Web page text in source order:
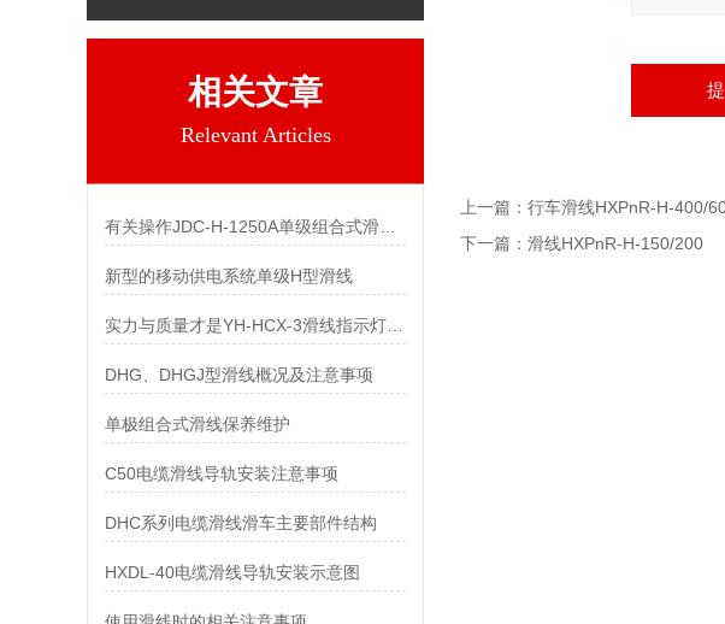
相关文章
Relevant Articles
有关操作JDC-H-1250A单级组合式滑触线的安全事项
新型的移动供电系统单级H型滑线
实力与质量才是YH-HCX-3滑线指示灯活下去的出路
DHG、DHGJ型滑线概况及注意事项
单极组合式滑线保养维护
C50电缆滑线导轨安装注意事项
DHC系列电缆滑线滑车主要部件结构
HXDL-40电缆滑线导轨安装示意图
上一篇： 行车滑线HXPnR-H-400/
下一篇： 滑线HXPnR-H-150/200